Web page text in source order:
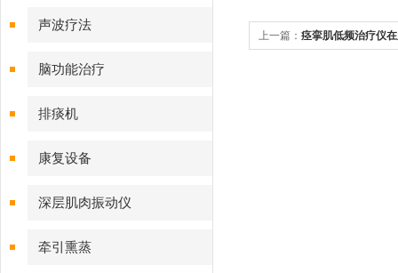
声波疗法
脑功能治疗
排痰机
康复设备
深层肌肉振动仪
牵引熏蒸
上一篇： 痉挛肌低频治疗仪